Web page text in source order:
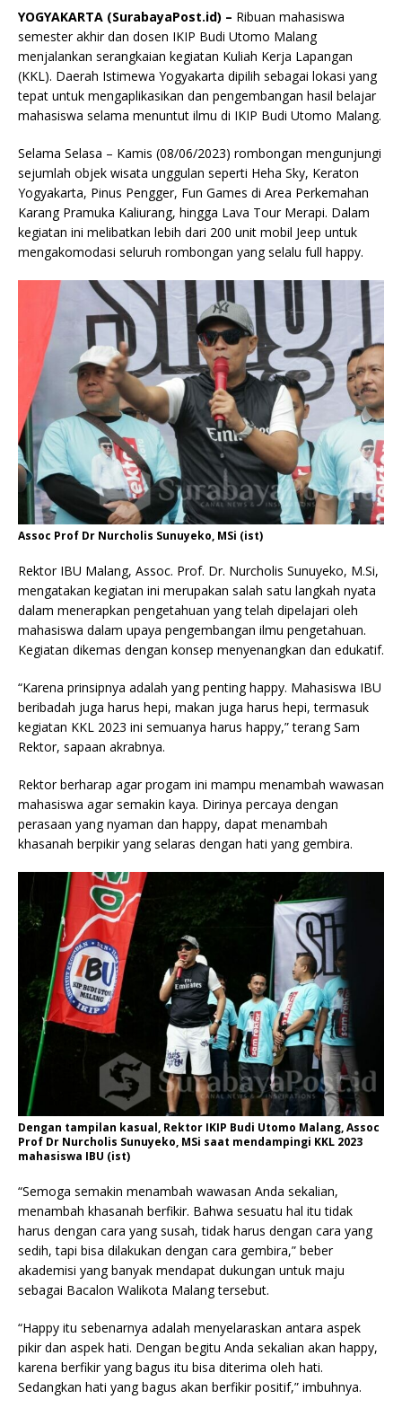
YOGYAKARTA (SurabayaPost.id) – Ribuan mahasiswa
semester akhir dan dosen IKIP Budi Utomo Malang
menjalankan serangkaian kegiatan Kuliah Kerja Lapangan
(KKL). Daerah Istimewa Yogyakarta dipilih sebagai lokasi yang
tepat untuk mengaplikasikan dan pengembangan hasil belajar
mahasiswa selama menuntut ilmu di IKIP Budi Utomo Malang.
Selama Selasa – Kamis (08/06/2023) rombongan mengunjungi
sejumlah objek wisata unggulan seperti Heha Sky, Keraton
Yogyakarta, Pinus Pengger, Fun Games di Area Perkemahan
Karang Pramuka Kaliurang, hingga Lava Tour Merapi. Dalam
kegiatan ini melibatkan lebih dari 200 unit mobil Jeep untuk
mengakomodasi seluruh rombongan yang selalu full happy.
Assoc Prof Dr Nurcholis Sunuyeko, MSi (ist)
Rektor IBU Malang, Assoc. Prof. Dr. Nurcholis Sunuyeko, M.Si,
mengatakan kegiatan ini merupakan salah satu langkah nyata
dalam menerapkan pengetahuan yang telah dipelajari oleh
mahasiswa dalam upaya pengembangan ilmu pengetahuan.
Kegiatan dikemas dengan konsep menyenangkan dan edukatif.
“Karena prinsipnya adalah yang penting happy. Mahasiswa IBU
beribadah juga harus hepi, makan juga harus hepi, termasuk
kegiatan KKL 2023 ini semuanya harus happy,” terang Sam
Rektor, sapaan akrabnya.
Rektor berharap agar progam ini mampu menambah wawasan
mahasiswa agar semakin kaya. Dirinya percaya dengan
perasaan yang nyaman dan happy, dapat menambah
khasanah berpikir yang selaras dengan hati yang gembira.
Dengan tampilan kasual, Rektor IKIP Budi Utomo Malang, Assoc
Prof Dr Nurcholis Sunuyeko, MSi saat mendampingi KKL 2023
mahasiswa IBU (ist)
“Semoga semakin menambah wawasan Anda sekalian,
menambah khasanah berfikir. Bahwa sesuatu hal itu tidak
harus dengan cara yang susah, tidak harus dengan cara yang
sedih, tapi bisa dilakukan dengan cara gembira,” beber
akademisi yang banyak mendapat dukungan untuk maju
sebagai Bacalon Walikota Malang tersebut.
“Happy itu sebenarnya adalah menyelaraskan antara aspek
pikir dan aspek hati. Dengan begitu Anda sekalian akan happy,
karena berfikir yang bagus itu bisa diterima oleh hati.
Sedangkan hati yang bagus akan berfikir positif,” imbuhnya.